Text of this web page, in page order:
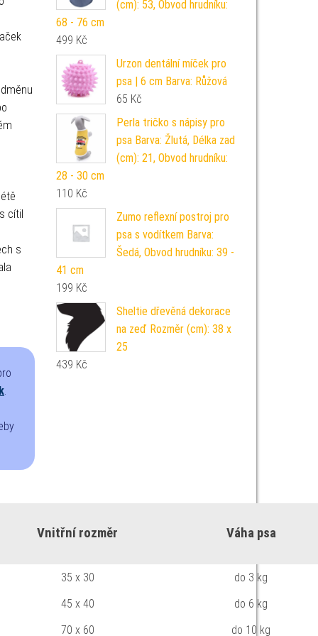
cítil
s
.
Vnitřní rozměr Váha psa
35 x 30
do 3 kg
45 x 40
do 6 kg
70 x 60
do 10 kg
(cm): 53, Obvod hrudníku:
68 - 76 cm
499 Kč
Urzon dentální míček pro
psa | 6 cm Barva: Růžová
65 Kč
Perla tričko s nápisy pro
psa Barva: Žlutá, Délka zad
(cm): 21, Obvod hrudníku:
28 - 30 cm
110 Kč
Zumo reflexní postroj pro
psa s vodítkem Barva:
Šedá, Obvod hrudníku: 39 -
41 cm
199 Kč
Sheltie dřevěná dekorace
na zeď Rozměr (cm): 38 x
25
439 Kč